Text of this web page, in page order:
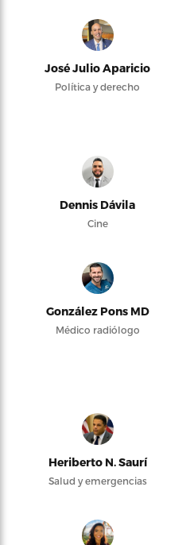
José Julio Aparicio
Política y derecho
Dennis Dávila
Cine
González Pons MD
Médico radiólogo
Heriberto N. Saurí
Salud y emergencias